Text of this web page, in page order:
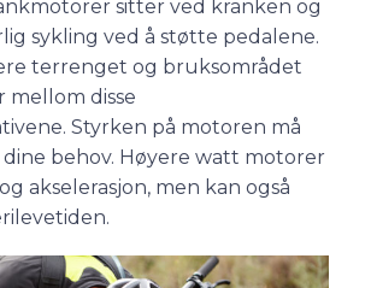
sitter ved kranken og
sykling ved å støtte pedalene.
terrenget og bruksområdet
mellom disse
Styrken på motoren må
dine behov. Høyere watt motorer
akselerasjon, men kan også